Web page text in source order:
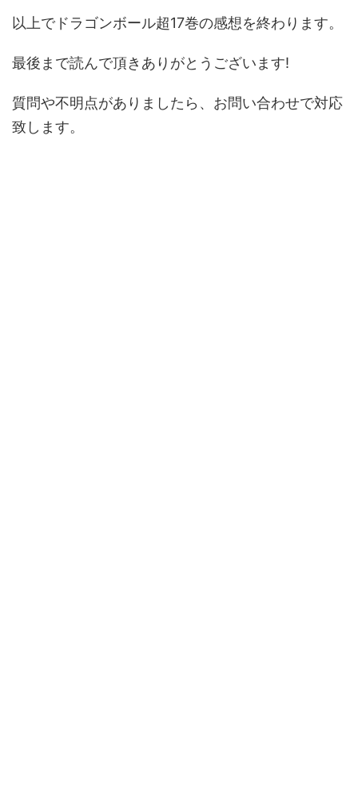
以上でドラゴンボール超17巻の感想を終わります。
最後まで読んで頂きありがとうございます!
質問や不明点がありましたら、お問い合わせで対応
致します。